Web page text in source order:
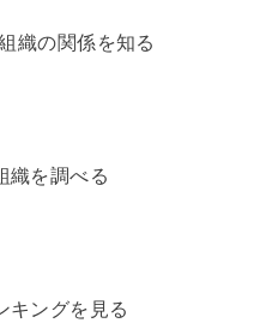
織の関係を知る
織を調べる
キングを見る